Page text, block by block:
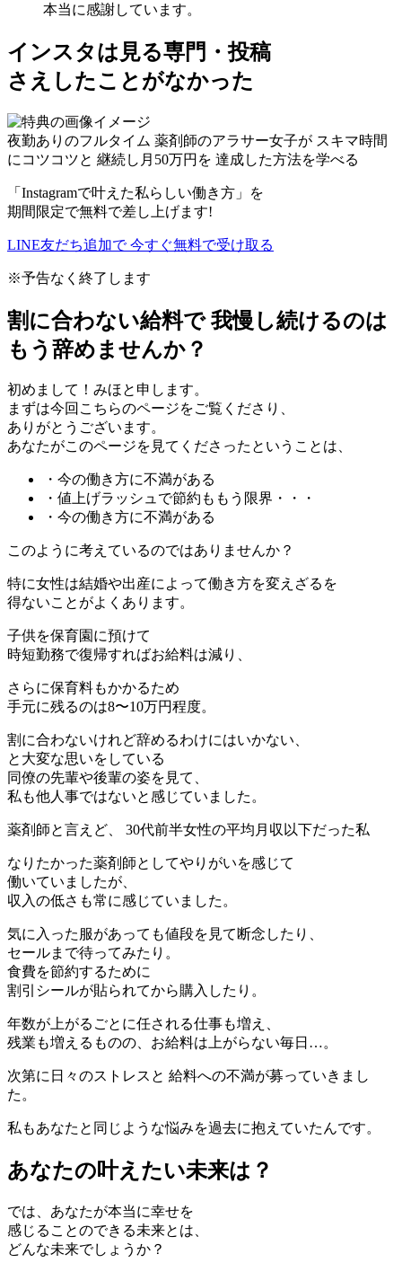
本当に感謝しています。
インスタは見る専門・投稿
さえしたことがなかった
夜勤ありのフルタイム 薬剤師のアラサー女子が スキマ時間
にコツコツと 継続し 月 50万円 を 達成した方法を学べる
「Instagramで叶えた私らしい働き方」を
期間限定で無料で差し上げます!
LINE友だち追加で 今すぐ無料で受け取る
※予告なく終了します
割に合わない給料で 我慢し続けるのは
もう辞めませんか？
初めまして！みほと申します。
まずは今回こちらのページをご覧くださり、
ありがとうございます。
あなたがこのページを見てくださったということは、
・今の働き方に不満がある
・値上げラッシュで節約ももう限界・・・
・今の働き方に不満がある
このように考えているのではありませんか？
特に女性は結婚や出産によって働き方を変えざるを
得ないことがよくあります。
子供を保育園に預けて
時短勤務で復帰すればお給料は減り、
さらに保育料もかかるため
手元に残るのは8〜10万円程度。
割に合わないけれど辞めるわけにはいかない、
と大変な思いをしている
同僚の先輩や後輩の姿を見て、
私も他人事ではないと感じていました。
薬剤師と言えど、 30代前半女性の平均月収以下だった私
なりたかった薬剤師としてやりがいを感じて
働いていましたが、
収入の低さも常に感じていました。
気に入った服があっても値段を見て断念したり、
セールまで待ってみたり。
食費を節約するために
割引シールが貼られてから購入したり。
年数が上がるごとに任される仕事も増え、
残業も増えるものの、お給料は上がらない毎日…。
次第に日々のストレスと 給料への不満が募っていきまし
た。
私もあなたと同じような悩みを過去に抱えていたんです。
あなたの叶えたい未来は？
では、あなたが本当に幸せを
感じることのできる未来とは、
どんな未来でしょうか？